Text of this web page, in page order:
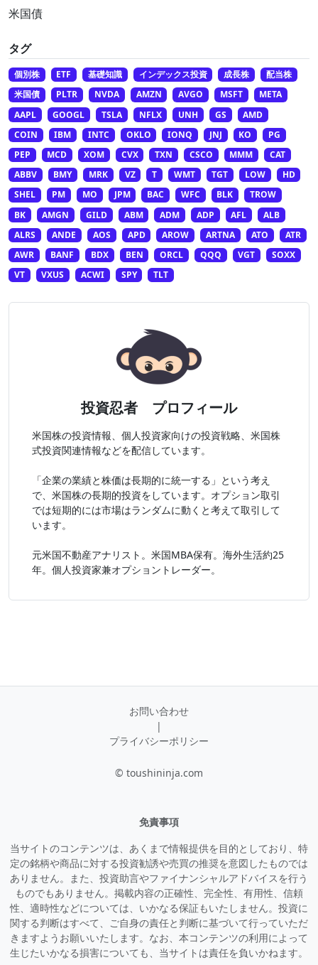
米国債
タグ
個別株 ETF 基礎知識 インデックス投資 成長株
配当株
米国債
PLTR NVDA AMZN AVGO MSFT
META
AAPL
GOOGL TSLA NFLX UNH GS
AMD
COIN
IBM INTC OKLO IONQ JNJ KO
PG
PEP
MCD XOM CVX TXN CSCO MMM
CAT
ABBV
BMY MRK VZ T WMT TGT LOW
HD
SHEL
PM MO JPM BAC WFC BLK
TROW
BK
AMGN GILD ABM ADM ADP AFL
ALB
ALRS
ANDE AOS APD AROW ARTNA ATO
ATR
AWR
BANF BDX BEN ORCL QQQ VGT
SOXX
VT
VXUS ACWI SPY TLT
投資忍者 プロフィール
米国株の投資情報、個人投資家向けの投資戦略、米国株
式投資関連情報などを配信しています。
「企業の業績と株価は長期的に統一する」という考え
で、米国株の長期的投資をしています。オプション取引
では短期的には市場はランダムに動くと考えて取引して
います。
元米国不動産アナリスト。米国MBA保有。海外生活約25
年。個人投資家兼オプショントレーダー。
お問い合わせ
|
プライバシーポリシー
© toushininja.com
免責事項
当サイトのコンテンツは、あくまで情報提供を目的としており、特
定の銘柄や商品に対する投資勧誘や売買の推奨を意図したものでは
ありません。また、投資助言やファイナンシャルアドバイスを行う
ものでもありません。掲載内容の正確性、完全性、有用性、信頼
性、適時性などについては、いかなる保証もいたしません。投資に
関する判断はすべて、ご自身の責任と判断に基づいて行っていただ
きますようお願いいたします。なお、本コンテンツの利用によって
生じたいかなる損害についても、当サイトは責任を負いかねます。